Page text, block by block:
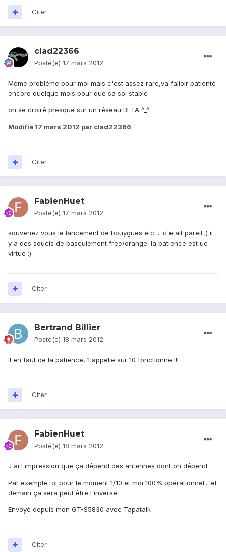
Citer
clad22366
Posté(e) 17 mars 2012
Méme probléme pour moi mais c'est assez rare,va falloir patienté
encore quelque mois pour que sa soi stable
on se croiré presque sur un réseau BETA ^_^
Modifié 17 mars 2012 par clad22366
Citer
FabienHuet
Posté(e) 17 mars 2012
souvenez vous le lancement de bouygues etc ... c'etait pareil ;) il
y a des soucis de basculement free/orange. la patience est ue
virtue :)
Citer
Bertrand Billier
Posté(e) 18 mars 2012
il en faut de la patience, 1 appelle sur 10 fonctionne !!!
Citer
FabienHuet
Posté(e) 18 mars 2012
J ai l impression que ça dépend des antennes dont on dépend.
Par exemple toi pour le moment 1/10 et moi 100% opérationnel... et
demain ça sera peut être l'inverse
Envoyé depuis mon GT-S5830 avec Tapatalk
Citer